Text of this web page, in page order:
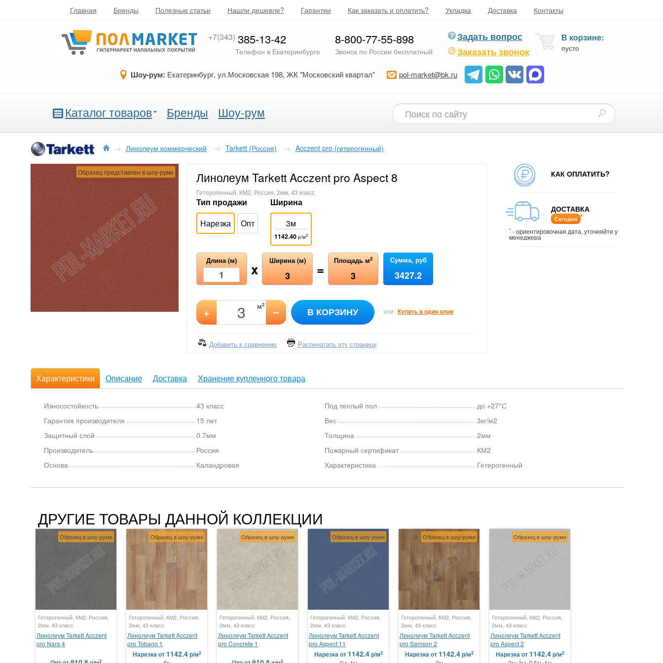
Главная Бренды Полезные статьи Нашли дешевле? Гарантии Как заказать и оплатить? Укладка Доставка Контакты
+7(343) 385-13-42
Телефон в Екатеринбурге
8-800-77-55-898
Звонок по России бесплатный
Задать вопрос
Заказать звонок
В корзине:
пусто
Шоу-рум: Екатеринбург, ул.Московская 198, ЖК "Московский квартал" pol-market@bk.ru
Каталог товаров Бренды Шоу-рум
→ Линолеум коммерческий → Tarkett (Россия) → Acczent pro (гетерогенный)
Образец представлен в шоу-руме Линолеум Tarkett Acczent pro Aspect 8
Гетерогенный, КМ2, Россия, 2мм, 43 класс
Тип продажи
Нарезка
Опт
Ширина
3м
1142.40 р/м2
Длина (м) x Ширина (м)
3 = Площадь м2
3
Сумма, руб
3427.2
+ м2 – В КОРЗИНУ или Купить в один клик
Добавить к сравнению Распечатать эту страницу
КАК ОПЛАТИТЬ?
ДОСТАВКА
Сегодня *
* - ориентировочная дата, уточняйте у
менеджера
Характеристики Описание Доставка Хранение купленного товара
Износостойкость
43 класс
Гарантия производителя
15 лет
Защитный слой
0.7мм
Производитель
Россия
Основа
Каландровая
Под теплый пол
до +27°С
Вес
3кг/м2
Толщина
2мм
Пожарный сертификат
КМ2
Характеристика
Гетерогенный
ДРУГИЕ ТОВАРЫ ДАННОЙ КОЛЛЕКЦИИ
Образец в шоу-руме
Гетерогенный, КМ2, Россия,
2мм, 43 класс
Линолеум Tarkett Acczent
pro Nara 4
2
Образец в шоу-руме
Гетерогенный, КМ2, Россия,
2мм, 43 класс
Линолеум Tarkett Acczent
pro Tobago 1
Нарезкаот 1142.4р/м2
Образец в шоу-руме
Гетерогенный, КМ2, Россия,
2мм, 43 класс
Линолеум Tarkett Acczent
pro Concrete 1
2
Образец в шоу-руме
Гетерогенный, КМ2, Россия,
2мм, 43 класс
Линолеум Tarkett Acczent
pro Aspect 11
Нарезкаот 1142.4р/м2
Образец в шоу-руме
Гетерогенный, КМ2, Россия,
2мм, 43 класс
Линолеум Tarkett Acczent
pro Samson 2
Нарезкаот 1142.4р/м2
Образец в шоу-руме
Гетерогенный, КМ2, Россия,
2мм, 43 класс
Линолеум Tarkett Acczent
pro Aspect 2
Нарезкаот 1142.4р/м2